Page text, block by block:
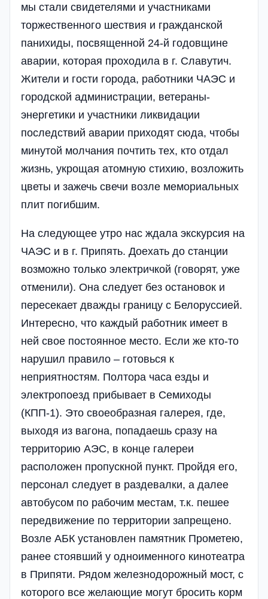
мы стали свидетелями и участниками
торжественного шествия и гражданской
панихиды, посвященной 24-й годовщине
аварии, которая проходила в г. Славутич.
Жители и гости города, работники ЧАЭС и
городской администрации, ветераны-
энергетики и участники ликвидации
последствий аварии приходят сюда, чтобы
минутой молчания почтить тех, кто отдал
жизнь, укрощая атомную стихию, возложить
цветы и зажечь свечи возле мемориальных
плит погибшим.
На следующее утро нас ждала экскурсия на
ЧАЭС и в г. Припять. Доехать до станции
возможно только электричкой (говорят, уже
отменили). Она следует без остановок и
пересекает дважды границу с Белоруссией.
Интересно, что каждый работник имеет в
ней свое постоянное место. Если же кто-то
нарушил правило – готовься к
неприятностям. Полтора часа езды и
электропоезд прибывает в Семиходы
(КПП-1). Это своеобразная галерея, где,
выходя из вагона, попадаешь сразу на
территорию АЭС, в конце галереи
расположен пропускной пункт. Пройдя его,
персонал следует в раздевалки, а далее
автобусом по рабочим местам, т.к. пешее
передвижение по территории запрещено.
Возле АБК установлен памятник Прометею,
ранее стоявший у одноименного кинотеатра
в Припяти. Рядом железнодорожный мост, с
которого все желающие могут бросить корм